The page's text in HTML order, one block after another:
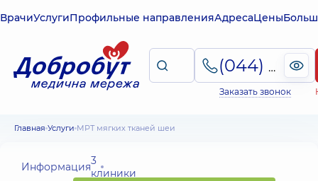
ВрачиУслугиПрофильные направленияАдресаЦены
(044) 495-2-888
Заказать звонок
Главная Услуги МРТ мягких тканей шеи
Информация3
клиники